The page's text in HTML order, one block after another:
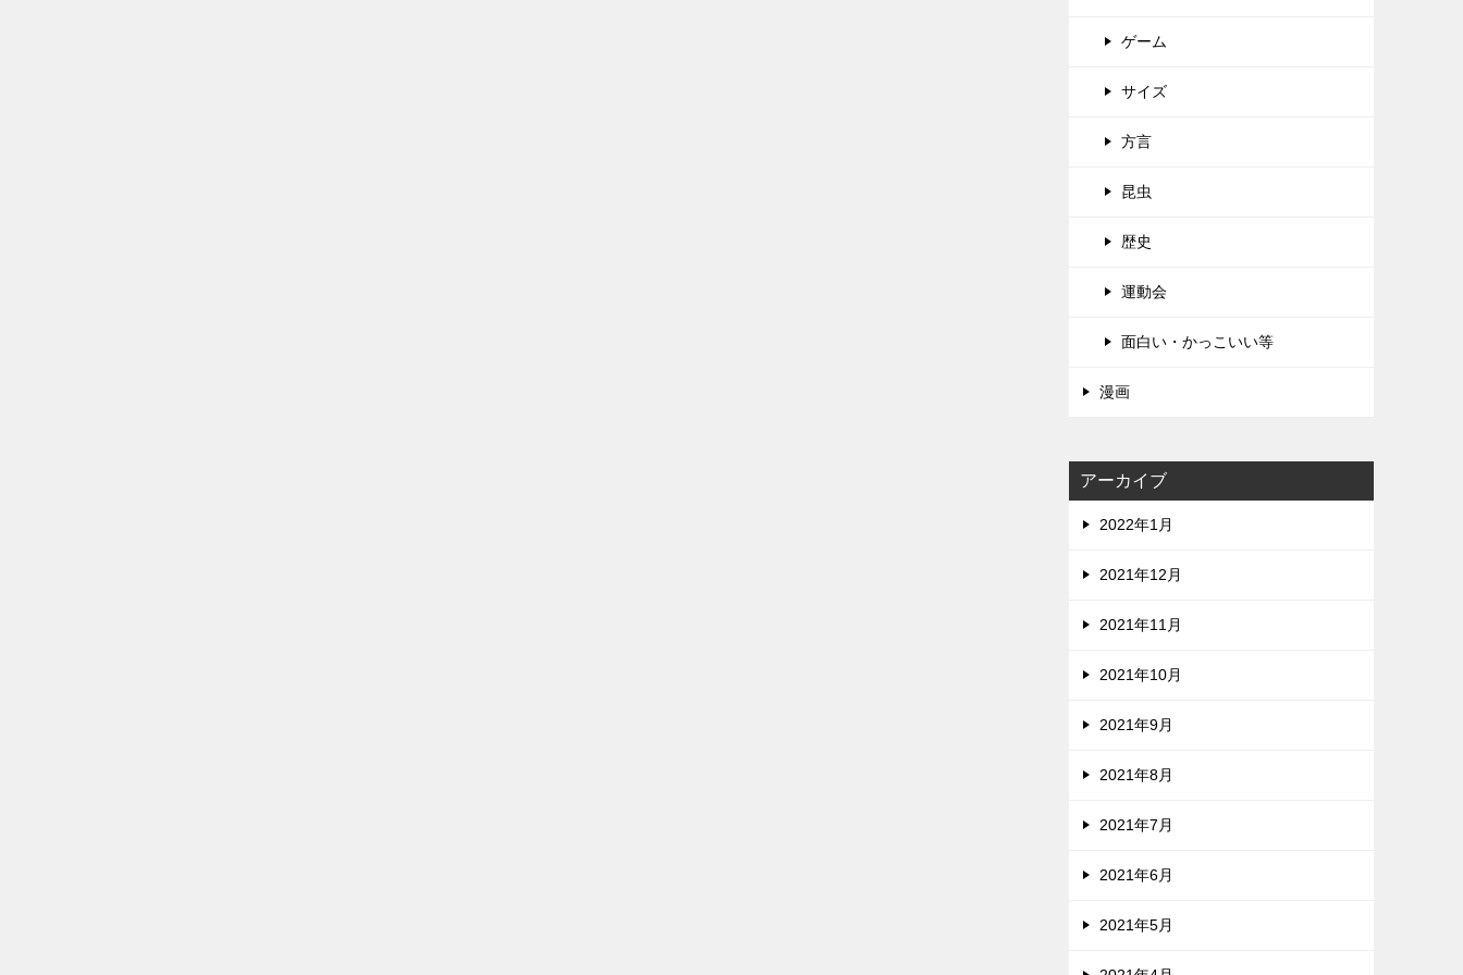
ゲーム
サイズ
方言
昆虫
歴史
運動会
面白い・かっこいい等
漫画
アーカイブ
2022年1月
2021年12月
2021年11月
2021年10月
2021年9月
2021年8月
2021年7月
2021年6月
2021年5月